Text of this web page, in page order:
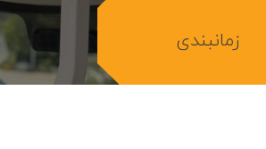
زمانبندی